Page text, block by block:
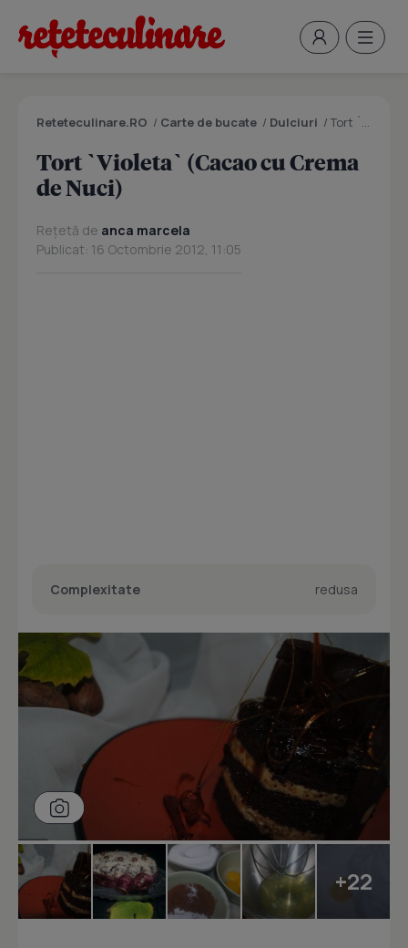
Reteteculinare.RO / Carte de bucate / Dulciuri /Tort `Violeta` (Cacao cu Crema de Nuci)
Tort `Violeta` (Cacao cu Crema
de Nuci)
Rețetă de anca marcela
Publicat: 16 Octombrie 2012, 11:05
Complexitate redusa
+22